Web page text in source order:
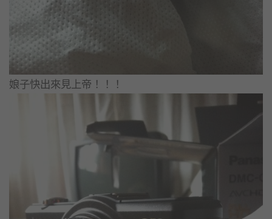
娘子快出來見上帝！！！